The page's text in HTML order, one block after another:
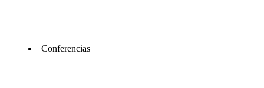
Conferencias